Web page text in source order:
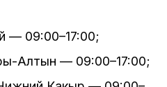
— 09:00–17:00;
Алтын — 09:00–17:00;